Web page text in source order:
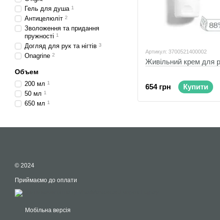
Артикул: 3700521400002
Живільний крем для
654 грн Купити
Гель для душа 1
Антицелюліт 2
Зволоження та придання
пружності 1
Догляд для рук та нігтів 3
Onagrine 2
Объем
200 мл 1
50 мл 1
650 мл 1
© 2024
Приймаємо до оплати
Мобільна версія